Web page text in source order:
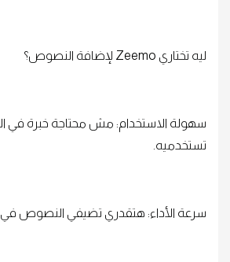
ليه تختاري Zeemo لإضافة النصوص؟
سهولة الاستخدام: مش محتاجة خبرة في
تستخدميه.
سرعة الأداء: هتقدري تضيفي النصوص